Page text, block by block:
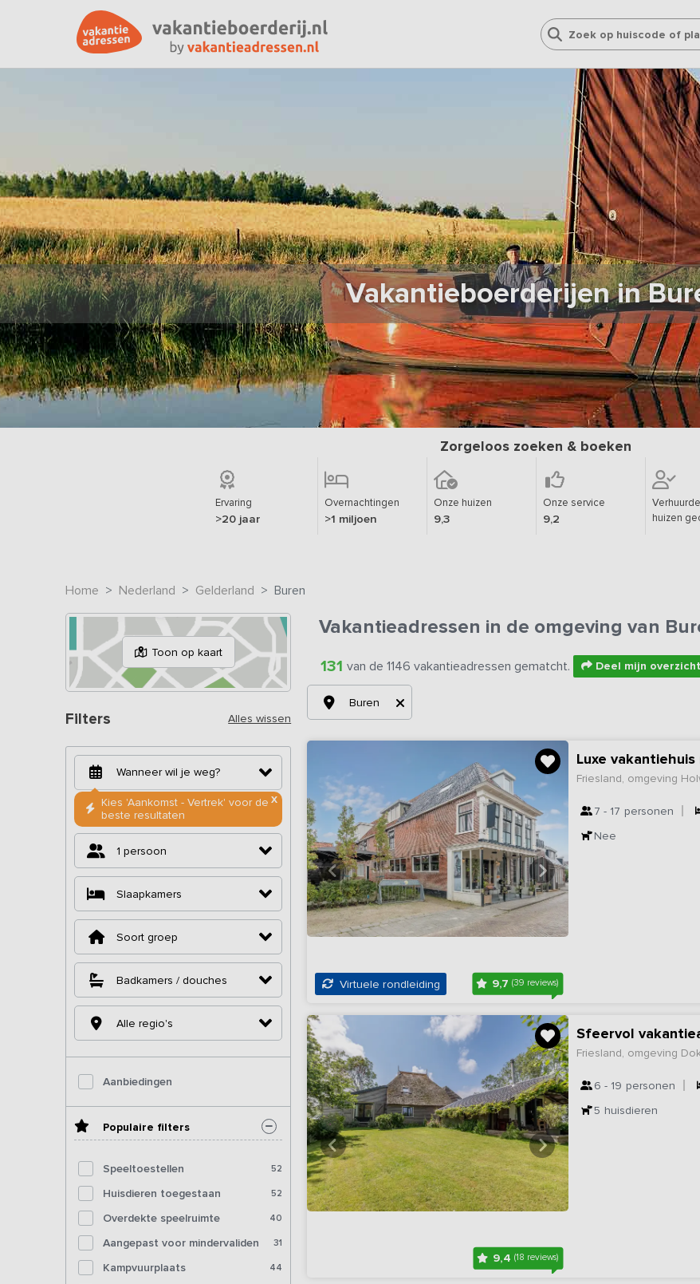
Vakantieboerderijen in
Zorgeloos zoeken & boeken
Ervaring
>20 jaar
Overnachtingen
>1 miljoen
Onze huizen
9,3
Onze service
9,2
huizen
Home Nederland Gelderland Buren
Toon op kaart
Filters Alles wissen
X
Kies 'Aankomst - Vertrek' voor de
beste resultaten
1 persoon
Slaapkamers
Soort groep
Badkamers / douches
Alle regio's
Aanbiedingen
Populaire filters
Speeltoestellen 52
Huisdieren toegestaan 52
Overdekte speelruimte 40
Aangepast voor mindervaliden 31
Kampvuurplaats 44
Vakantieadressen in de omgeving van
131 van de 1146 vakantieadressen gematcht. Deel mijn overzicht
Buren
Virtuele rondleiding 9,7(39 reviews)
Luxe
Friesland, omgeving
7 - 17 personen
Nee
9,4(18 reviews)
Sfeervol
Friesland, omgeving
6 - 19 personen
5 huisdieren